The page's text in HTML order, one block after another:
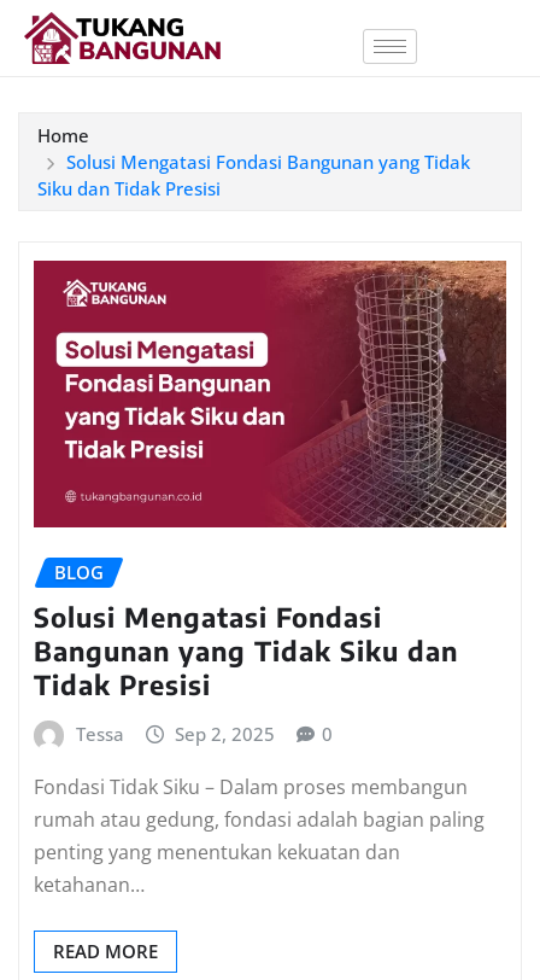
Home
Solusi Mengatasi Fondasi Bangunan yang Tidak
Siku dan Tidak Presisi
BLOG
Solusi Mengatasi Fondasi
Bangunan yang Tidak Siku dan
Tidak Presisi
Tessa Sep 2, 2025 0
Fondasi Tidak Siku – Dalam proses membangun
rumah atau gedung, fondasi adalah bagian paling
penting yang menentukan kekuatan dan
ketahanan…
READ MORE